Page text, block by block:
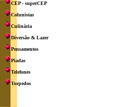
CEP - superCEP
Colunistas
Culinária
Diversão & Lazer
Pensamentos
Piadas
Telefones
Torpedos